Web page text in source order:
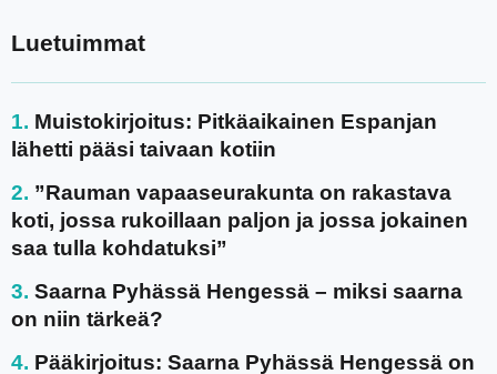
Luetuimmat
Muistokirjoitus: Pitkäaikainen Espanjan
lähetti pääsi taivaan kotiin
”Rauman vapaaseurakunta on rakastava
koti, jossa rukoillaan paljon ja jossa jokainen
saa tulla kohdatuksi”
Saarna Pyhässä Hengessä – miksi saarna
on niin tärkeä?
Pääkirjoitus: Saarna Pyhässä Hengessä on